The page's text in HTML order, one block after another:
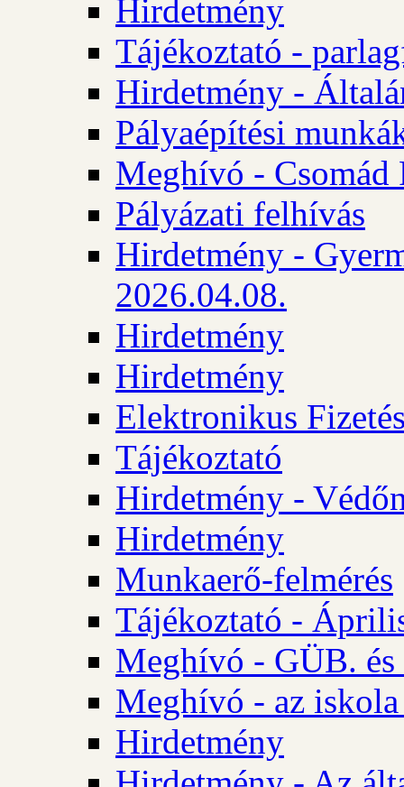
Hirdetmény
Tájékoztató -
Hirdetmény -
Pályaépítési
Meghívó - Csomád
Pályázati felhívás
Hirdetmény -
2026.04.08.
Hirdetmény
Hirdetmény
Elektronikus
Tájékoztató
Hirdetmény -
Hirdetmény
Munkaerő-felmérés
Tájékoztató -
Meghívó - GÜB.
Meghívó - az iskola
Hirdetmény